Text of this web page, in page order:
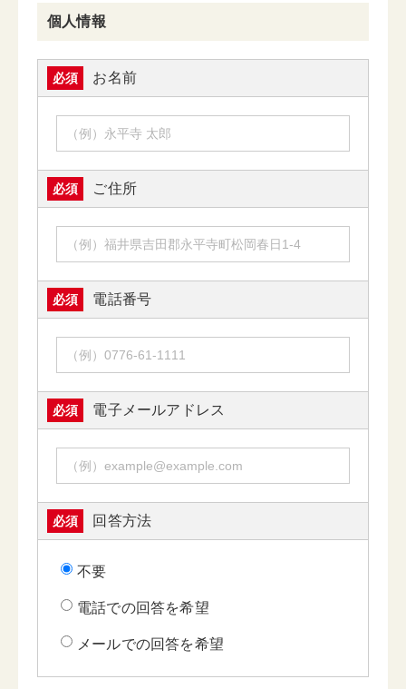
個人情報
必須 お名前
必須 ご住所
必須 電話番号
必須 電子メールアドレス
必須 回答方法
不要
電話での回答を希望
メールでの回答を希望